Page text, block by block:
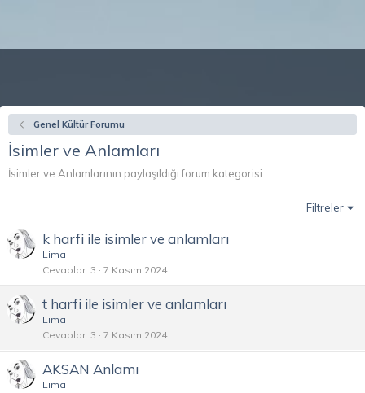
Genel Kültür Forumu
İsimler ve Anlamları
İsimler ve Anlamlarının paylaşıldığı forum kategorisi.
Filtreler
k harfi ile isimler ve anlamları
Lima
Cevaplar 3 7 Kasım 2024
t harfi ile isimler ve anlamları
Lima
Cevaplar 3 7 Kasım 2024
AKSAN Anlamı
Lima